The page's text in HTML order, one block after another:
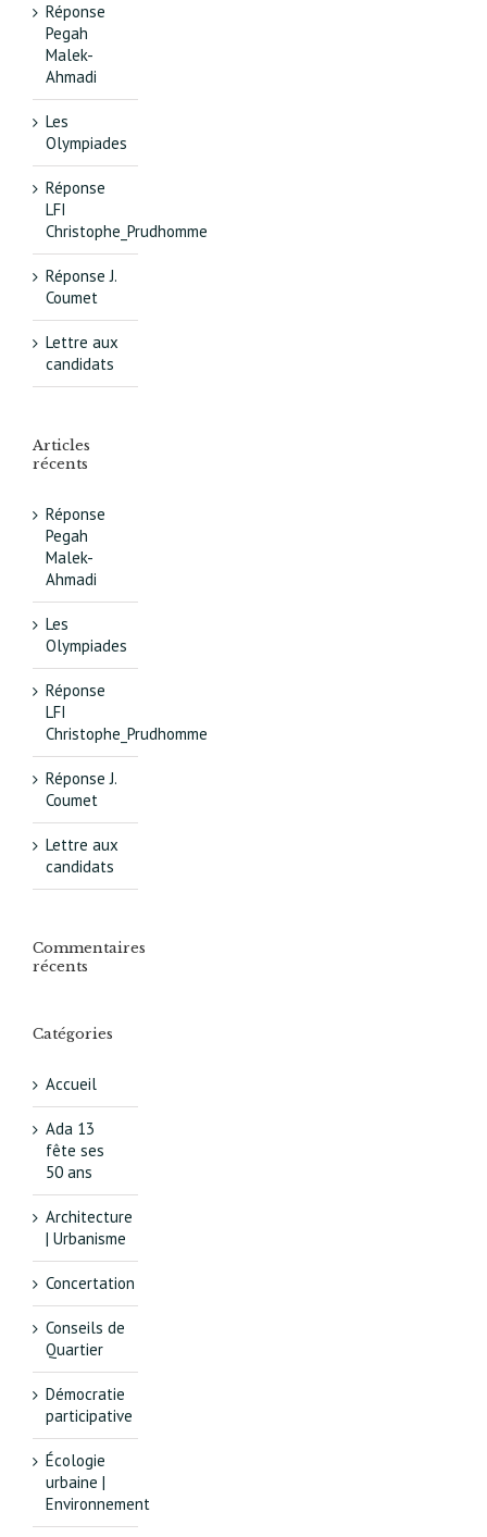
Réponse
Pegah
Malek-
Ahmadi
Les
Olympiades
Réponse
LFI
Christophe_Prudhomme
Réponse J.
Coumet
Lettre aux
candidats
Articles
récents
Réponse
Pegah
Malek-
Ahmadi
Les
Olympiades
Réponse
LFI
Christophe_Prudhomme
Réponse J.
Coumet
Lettre aux
candidats
Commentaires
récents
Catégories
Accueil
Ada 13
fête ses
50 ans
Architecture
| Urbanisme
Concertation
Conseils de
Quartier
Démocratie
participative
Écologie
urbaine |
Environnement